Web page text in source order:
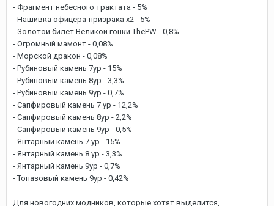
- Фрагмент небесного трактата - 5%
- Нашивка офицера-призрака х2 - 5%
- Золотой билет Великой гонки ThePW - 0,8%
- Огромный мамонт - 0,08%
- Морской дракон - 0,08%
- Рубиновый камень 7ур - 15%
- Рубиновый камень 8ур - 3,3%
- Рубиновый камень 9ур - 0,7%
- Сапфировый камень 7 ур - 12,2%
- Сапфировый камень 8ур - 2,2%
- Сапфировый камень 9ур - 0,5%
- Янтарный камень 7 ур - 15%
- Янтарный камень 8 ур - 3,3%
- Янтарный камень 9ур - 0,7%
- Топазовый камень 9ур - 0,42%
Для новогодних модников, которые хотят выделится,